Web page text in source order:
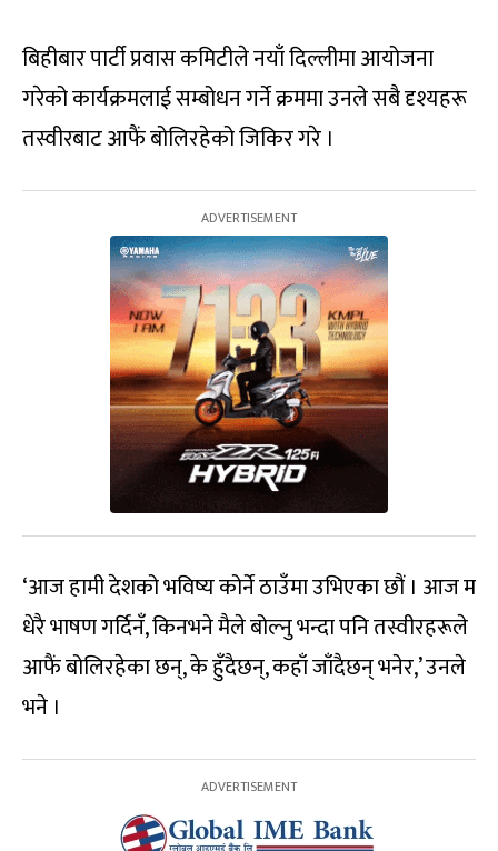
बिहीबार पार्टी प्रवास कमिटीले नयाँ दिल्लीमा आयोजना
गरेको कार्यक्रमलाई सम्बोधन गर्ने क्रममा उनले सबै दृश्यहरू
तस्वीरबाट आफैं बोलिरहेको जिकिर गरे ।
‘आज हामी देशको भविष्य कोर्ने ठाउँमा उभिएका छौं । आज म
धेरै भाषण गर्दिनँ, किनभने मैले बोल्नु भन्दा पनि तस्वीरहरूले
आफैं बोलिरहेका छन्, के हुँदैछन्, कहाँ जाँदैछन् भनेर,’ उनले
भने ।